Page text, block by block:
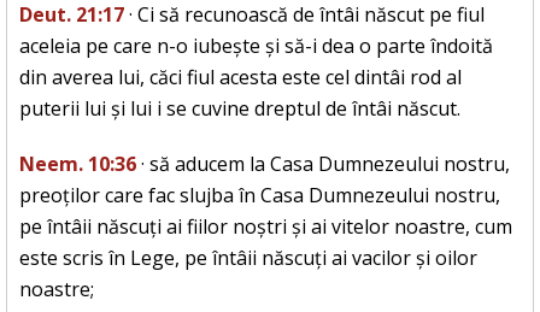
Deut. 21:17· Ci să recunoască de întâi născut pe fiul
aceleia pe care n-o iubește și să-i dea o parte îndoită
din averea lui, căci fiul acesta este cel dintâi rod al
puterii lui și lui i se cuvine dreptul de întâi născut.
Neem. 10:36· să aducem la Casa Dumnezeului nostru,
preoților care fac slujba în Casa Dumnezeului nostru,
pe întâii născuți ai fiilor noștri și ai vitelor noastre, cum
este scris în Lege, pe întâii născuți ai vacilor și oilor
noastre;